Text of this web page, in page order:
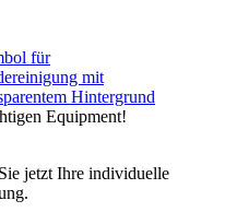
Equipment!
jetzt Ihre individuelle